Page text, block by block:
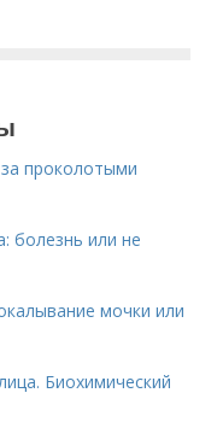
проколотыми
болезнь или не
мочки или
Биохимический